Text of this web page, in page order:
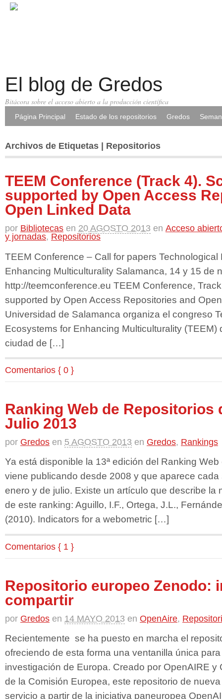
El blog de Gredos
Bitácora sobre el acceso abierto a la producción científica
Página Principal Estado de los repositorios Gredos
Archivos de Etiquetas | Repositorios
TEEM Conference (Track 4).
supported by Open Access
Open Linked Data
por Bibliotecas en 20 AGOSTO 2013 en Acceso
y jornadas, Repositorios
TEEM Conference – Call for papers Technological
Enhancing Multiculturality Salamanca, 14 y 15 de
http://teemconference.eu TEEM Conference,
supported by Open Access Repositories and
Universidad de Salamanca organiza el congreso
Ecosystems for Enhancing Multiculturality (TEEM)
ciudad de […]
Comentarios { 0 }
Ranking Web de Repositorios
Julio 2013
por Gredos en 5 AGOSTO 2013 en Gredos, Rankings
Ya está disponible la 13ª edición del Ranking
viene publicando desde 2008 y que aparece
enero y de julio. Existe un artículo que describe la
de este ranking: Aguillo, I.F., Ortega, J.L.,
(2010). Indicators for a webometric […]
Comentarios { 1 }
Repositorio europeo Zenodo:
compartir
por Gredos en 14 MAYO 2013 en OpenAire,
Recientemente se ha puesto en marcha el
ofreciendo de esta forma una ventanilla única
investigación de Europa. Creado por OpenAIRE y
de la Comisión Europea, este repositorio de
servicio a partir de la iniciativa paneuropea